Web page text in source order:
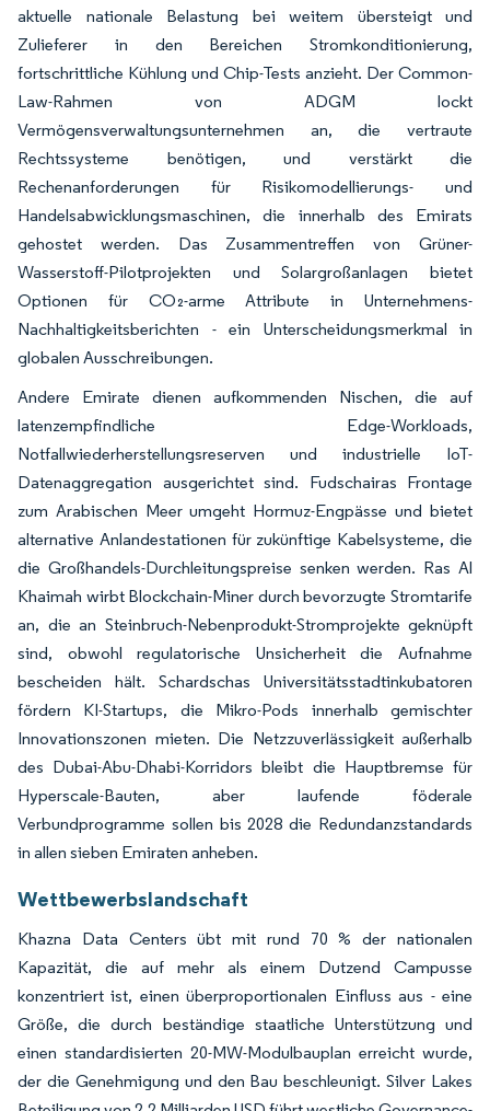
aktuelle nationale Belastung bei weitem übersteigt und
Zulieferer in den Bereichen Stromkonditionierung,
fortschrittliche Kühlung und Chip-Tests anzieht. Der Common-
Law-Rahmen von ADGM lockt
Vermögensverwaltungsunternehmen an, die vertraute
Rechtssysteme benötigen, und verstärkt die
Rechenanforderungen für Risikomodellierungs- und
Handelsabwicklungsmaschinen, die innerhalb des Emirats
gehostet werden. Das Zusammentreffen von Grüner-
Wasserstoff-Pilotprojekten und Solargroßanlagen bietet
Optionen für CO₂-arme Attribute in Unternehmens-
Nachhaltigkeitsberichten - ein Unterscheidungsmerkmal in
globalen Ausschreibungen.
Andere Emirate dienen aufkommenden Nischen, die auf
latenzempfindliche Edge-Workloads,
Notfallwiederherstellungsreserven und industrielle IoT-
Datenaggregation ausgerichtet sind. Fudschairas Frontage
zum Arabischen Meer umgeht Hormuz-Engpässe und bietet
alternative Anlandestationen für zukünftige Kabelsysteme, die
die Großhandels-Durchleitungspreise senken werden. Ras Al
Khaimah wirbt Blockchain-Miner durch bevorzugte Stromtarife
an, die an Steinbruch-Nebenprodukt-Stromprojekte geknüpft
sind, obwohl regulatorische Unsicherheit die Aufnahme
bescheiden hält. Schardschas Universitätsstadtinkubatoren
fördern KI-Startups, die Mikro-Pods innerhalb gemischter
Innovationszonen mieten. Die Netzzuverlässigkeit außerhalb
des Dubai-Abu-Dhabi-Korridors bleibt die Hauptbremse für
Hyperscale-Bauten, aber laufende föderale
Verbundprogramme sollen bis 2028 die Redundanzstandards
in allen sieben Emiraten anheben.
Wettbewerbslandschaft
Khazna Data Centers übt mit rund 70 % der nationalen
Kapazität, die auf mehr als einem Dutzend Campusse
konzentriert ist, einen überproportionalen Einfluss aus - eine
Größe, die durch beständige staatliche Unterstützung und
einen standardisierten 20-MW-Modulbauplan erreicht wurde,
der die Genehmigung und den Bau beschleunigt. Silver Lakes